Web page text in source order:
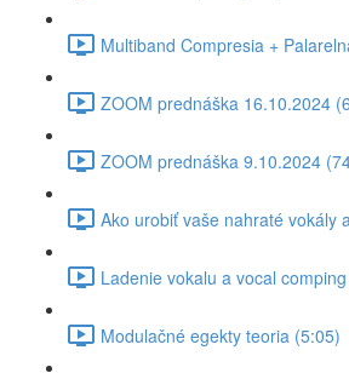
Multiband Compresia +
ZOOM prednáška 16.10.2024
ZOOM prednáška 9.10.2024
Ako urobiť vaše nahraté vokály
Ladenie vokalu a vocal
Modulačné egekty teoria (5:05)